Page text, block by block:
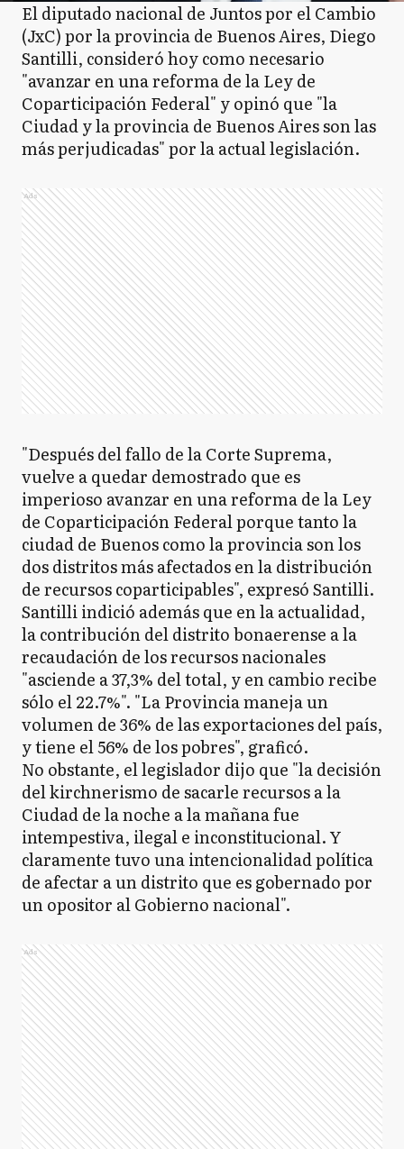
El diputado nacional de Juntos por el Cambio
(JxC) por la provincia de Buenos Aires, Diego
Santilli, consideró hoy como necesario
"avanzar en una reforma de la Ley de
Coparticipación Federal" y opinó que "la
Ciudad y la provincia de Buenos Aires son las
más perjudicadas" por la actual legislación.
Ads
"Después del fallo de la Corte Suprema,
vuelve a quedar demostrado que es
imperioso avanzar en una reforma de la Ley
de Coparticipación Federal porque tanto la
ciudad de Buenos como la provincia son los
dos distritos más afectados en la distribución
de recursos coparticipables", expresó Santilli.
Santilli indició además que en la actualidad,
la contribución del distrito bonaerense a la
recaudación de los recursos nacionales
"asciende a 37,3% del total, y en cambio recibe
sólo el 22.7%". "La Provincia maneja un
volumen de 36% de las exportaciones del país,
y tiene el 56% de los pobres", graficó.
No obstante, el legislador dijo que "la decisión
del kirchnerismo de sacarle recursos a la
Ciudad de la noche a la mañana fue
intempestiva, ilegal e inconstitucional. Y
claramente tuvo una intencionalidad política
de afectar a un distrito que es gobernado por
un opositor al Gobierno nacional".
Ads